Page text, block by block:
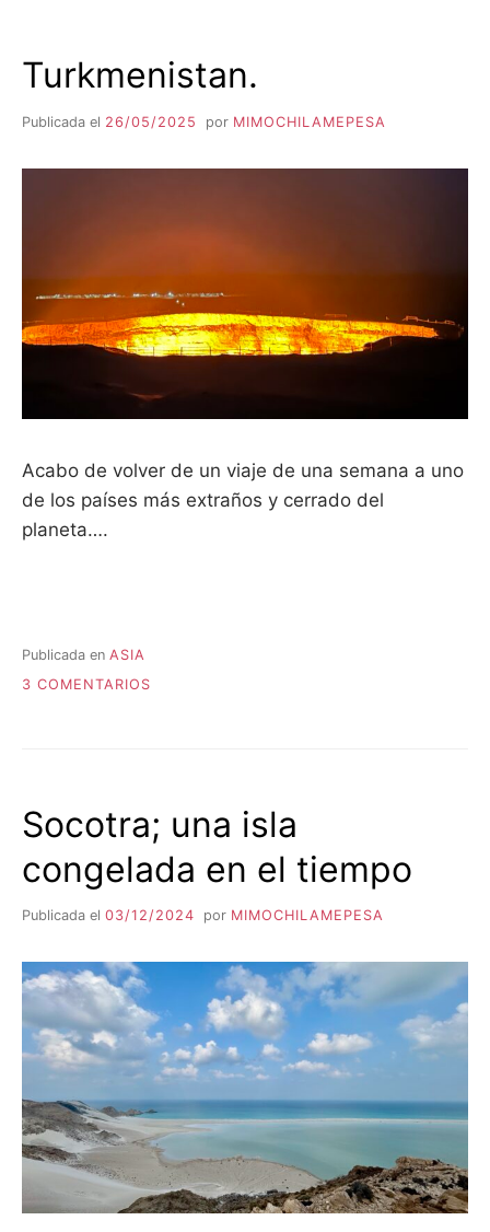
Turkmenistan.
Publicada el 26/05/2025 por MIMOCHILAMEPESA
Acabo de volver de un viaje de una semana a uno
de los países más extraños y cerrado del
planeta….
Publicada en ASIA
3 COMENTARIOS
Socotra; una isla
congelada en el tiempo
Publicada el 03/12/2024 por MIMOCHILAMEPESA